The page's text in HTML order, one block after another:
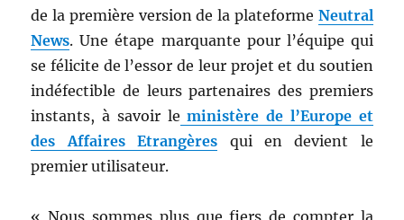
de la première version de la plateforme Neutral
News. Une étape marquante pour l’équipe qui
se félicite de l’essor de leur projet et du soutien
indéfectible de leurs partenaires des premiers
instants, à savoir le ministère de l’Europe et
des Affaires Etrangères qui en devient le
premier utilisateur.
« Nous sommes plus que fiers de compter la